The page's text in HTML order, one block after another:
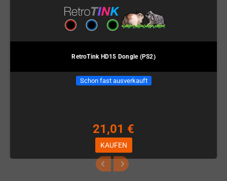
RetroTink HD15 Dongle (PS2)
Schon fast ausverkauft
21,01 €
KAUFEN